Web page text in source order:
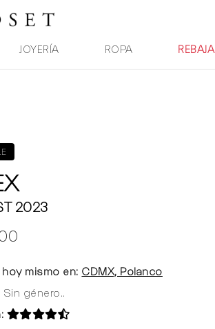
JOYERÍA ROPA
2023
mismo en: CDMX, Polanco
Sin género..